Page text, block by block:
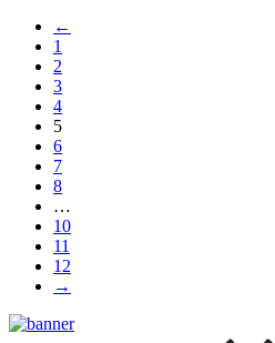
←
1
2
3
4
5
6
7
8
…
10
11
12
→